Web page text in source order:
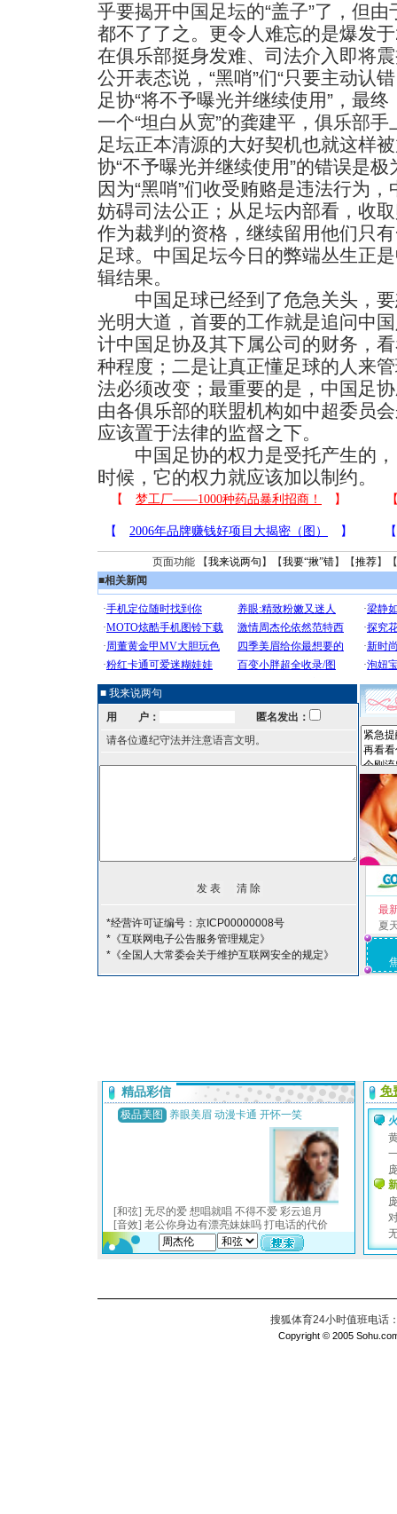
乎要揭开中国足坛的“盖子”了，但由
都不了了之。更令人难忘的是爆发
在俱乐部挺身发难、司法介入即将
公开表态说，“黑哨”们“只要主动认
足协“将不予曝光并继续使用”，最
一个“坦白从宽”的龚建平，俱乐部手
足坛正本清源的大好契机也就这样
协“不予曝光并继续使用”的错误是
因为“黑哨”们收受贿赂是违法行为
妨碍司法公正；从足坛内部看，收
作为裁判的资格，继续留用他们只
足球。中国足坛今日的弊端丛生正
辑结果。
中国足球已经到了危急关头，要
光明大道，首要的工作就是追问中
计中国足协及其下属公司的财务，
种程度；二是让真正懂足球的人来
法必须改变；最重要的是，中国足
由各俱乐部的联盟机构如中超委员
应该置于法律的监督之下。
中国足协的权力是受托产生的，
时候，它的权力就应该加以制约。
页面功能 【我来说两句 】【我要“揪”错】【推荐】
■相关新闻
■ 我来说两句
用 户：
匿名发出：
请各位遵纪守法并注意语言文明。
*经营许可证编号：京ICP00000008号
*《互联网电子公告服务管理规定》
*《全国人大常委会关于维护互联网安全的规定》
最
夏
搜狐体育24小时值班电话
Copyright © 2005